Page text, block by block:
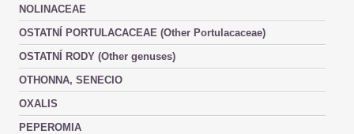
NOLINACEAE
OSTATNÍ PORTULACACEAE (Other Portulacaceae)
OSTATNÍ RODY (Other genuses)
OTHONNA, SENECIO
OXALIS
PEPEROMIA